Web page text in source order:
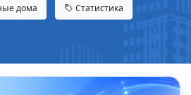
дома Статистика